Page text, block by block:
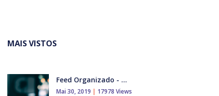
MAIS VISTOS
Feed Organizado - ...
Mai 30, 2019 | 17978 Views